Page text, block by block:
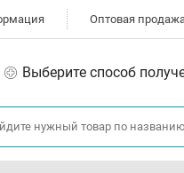
Оптовая
Выберите способ